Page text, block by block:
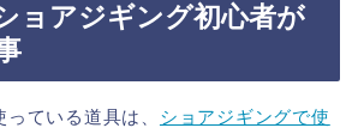
ョアジギング初心者が
ている道具は、 ショアジギングで使